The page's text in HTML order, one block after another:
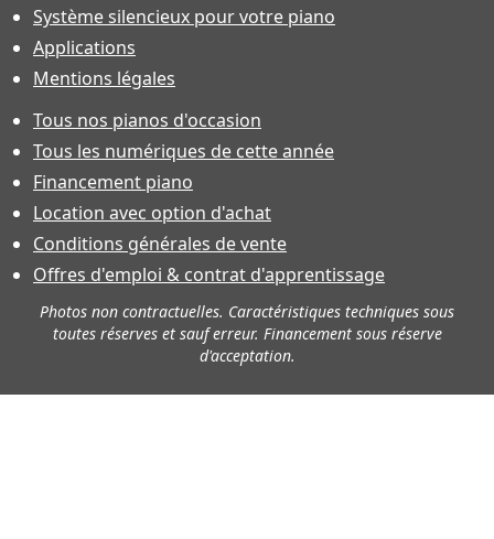
Système silencieux pour votre piano
Applications
Mentions légales
Tous nos pianos d'occasion
Tous les numériques de cette année
Financement piano
Location avec option d'achat
Conditions générales de vente
Offres d'emploi & contrat d'apprentissage
Photos non contractuelles. Caractéristiques techniques sous
toutes réserves et sauf erreur. Financement sous réserve
d'acceptation.